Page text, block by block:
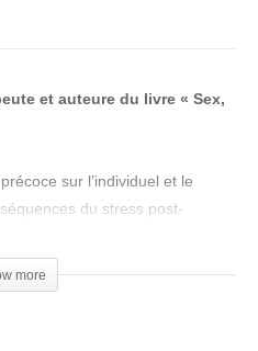
et auteure du livre « Sex,
sur l’individuel et le
du stress post-
transgénérationnel. Le féminin
la Matrice. Le trauma comme
inversée. Chemin de
more